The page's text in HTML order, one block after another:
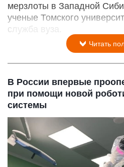
мерзлоты в Западной
ученые Томского
служба вуза.
Читать
В России впервые
при помощи новой
системы